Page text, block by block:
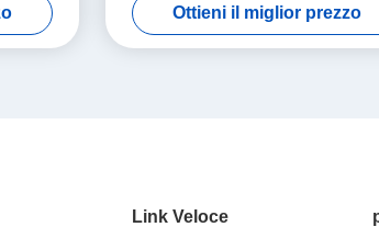
d'acciaio con pareti sottili di Coper
Ottieni il miglior prezzo
Link Veloce